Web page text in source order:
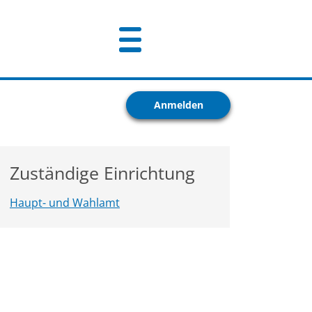
Anmelden
Zuständige Einrichtung
Haupt- und Wahlamt